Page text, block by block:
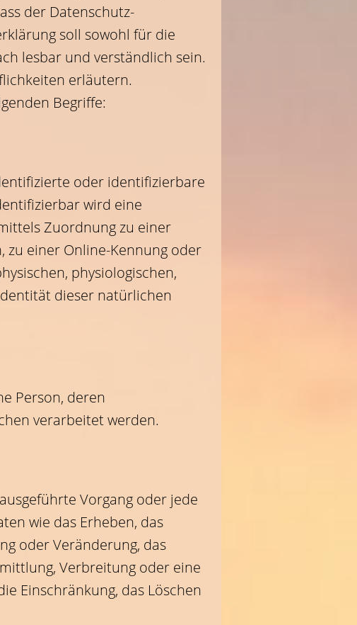
der Datenschutz-
soll sowohl für die
lesbar und verständlich sein.
erläutern.
Begriffe:
oder identifizierbare
wird eine
Zuordnung zu einer
zu einer Online-Kennung oder
physiologischen,
dieser natürlichen
Person, deren
verarbeitet werden.
Vorgang oder jede
wie das Erheben, das
oder Veränderung, das
Verbreitung oder eine
Einschränkung, das Löschen